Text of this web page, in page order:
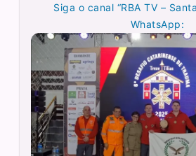
Siga o canal “RBA TV –
WhatsApp: